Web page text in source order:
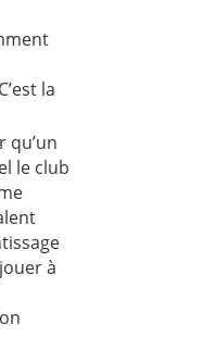
la
qu’un
le club
à